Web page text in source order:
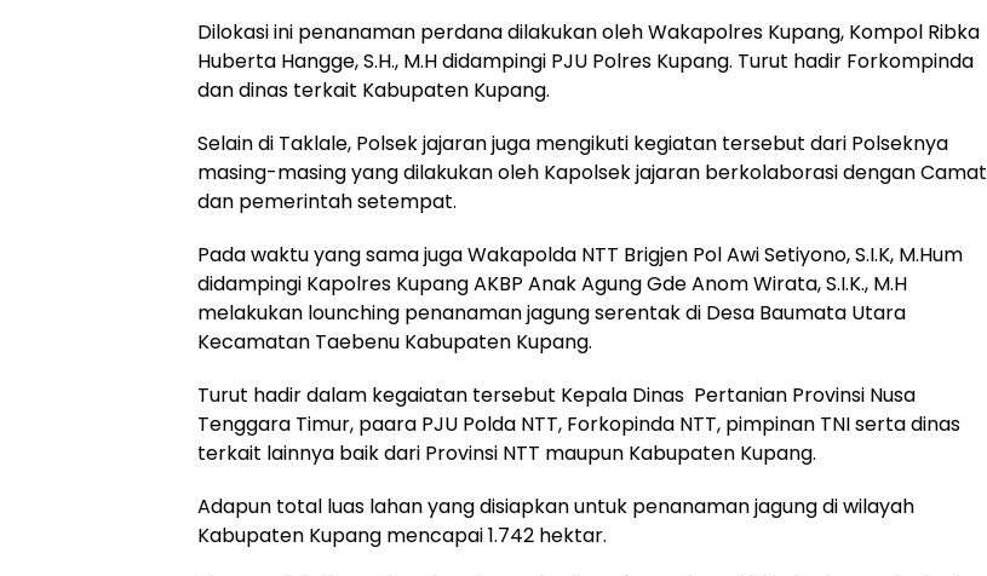
Dilokasi ini penanaman perdana dilakukan oleh Wakapolres Kupang, Kompol Ribka
Huberta Hangge, S.H., M.H didampingi PJU Polres Kupang. Turut hadir Forkompinda
dan dinas terkait Kabupaten Kupang.
Selain di Taklale, Polsek jajaran juga mengikuti kegiatan tersebut dari Polseknya
masing-masing yang dilakukan oleh Kapolsek jajaran berkolaborasi dengan Camat
dan pemerintah setempat.
Pada waktu yang sama juga Wakapolda NTT Brigjen Pol Awi Setiyono, S.I.K, M.Hum
didampingi Kapolres Kupang AKBP Anak Agung Gde Anom Wirata, S.I.K., M.H
melakukan lounching penanaman jagung serentak di Desa Baumata Utara
Kecamatan Taebenu Kabupaten Kupang.
Turut hadir dalam kegaiatan tersebut Kepala Dinas Pertanian Provinsi Nusa
Tenggara Timur, paara PJU Polda NTT, Forkopinda NTT, pimpinan TNI serta dinas
terkait lainnya baik dari Provinsi NTT maupun Kabupaten Kupang.
Adapun total luas lahan yang disiapkan untuk penanaman jagung di wilayah
Kabupaten Kupang mencapai 1.742 hektar.